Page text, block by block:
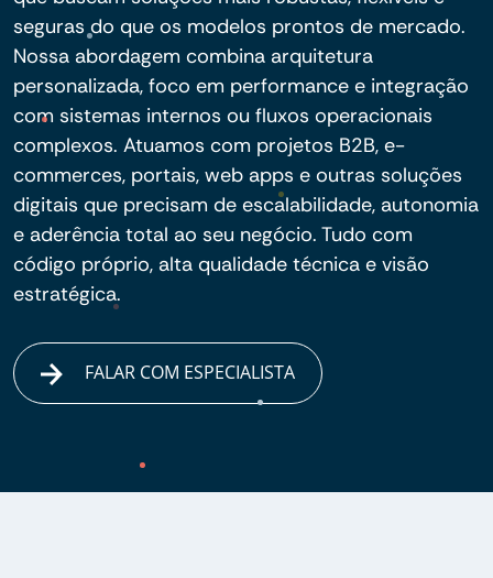
seguras do que os modelos prontos de mercado.
Nossa abordagem combina arquitetura
personalizada, foco em performance e integração
com sistemas internos ou fluxos operacionais
complexos. Atuamos com projetos B2B, e-
commerces, portais, web apps e outras soluções
digitais que precisam de escalabilidade, autonomia
e aderência total ao seu negócio. Tudo com
código próprio, alta qualidade técnica e visão
estratégica.
FALAR COM ESPECIALISTA